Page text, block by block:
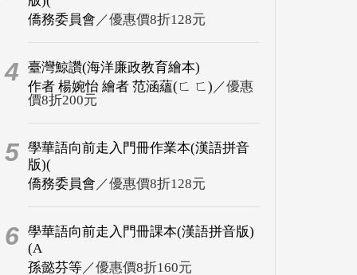
僑務委員會 ／優惠價8折128元
4
臺灣鯨讚(海洋廉政教育繪本)
作者 楊婉怡 繪者 范涵蘊(ㄈ ㄈ) ／優惠
價8折200元
5 學華語向前走入門冊作業本(漢語拼音
版)(
僑務委員會 ／優惠價8折128元
6 學華語向前走入門冊課本(漢語拼音版)
(A
孫懿芬等／優惠價8折160元